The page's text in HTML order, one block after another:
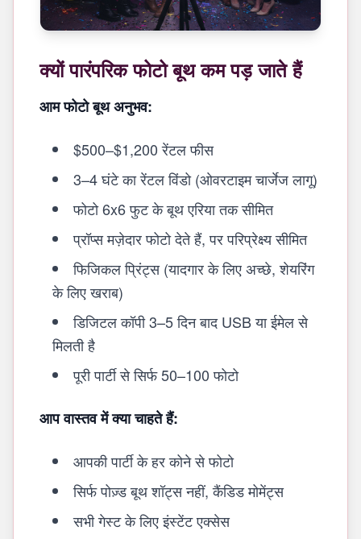
क्यों पारंपरिक फोटो बूथ कम पड़ जाते हैं
आम फोटो बूथ अनुभव:
$500–$1,200 रेंटल फीस
3–4 घंटे का रेंटल विंडो (ओवरटाइम चार्जेज लागू)
फोटो 6x6 फुट के बूथ एरिया तक सीमित
प्रॉप्स मज़ेदार फोटो देते हैं, पर परिप्रेक्ष्य सीमित
फिजिकल प्रिंट्स (यादगार के लिए अच्छे, शेयरिंग
के लिए खराब)
डिजिटल कॉपी 3–5 दिन बाद USB या ईमेल से
मिलती है
पूरी पार्टी से सिर्फ 50–100 फोटो
आप वास्तव में क्या चाहते हैं:
आपकी पार्टी के हर कोने से फोटो
सिर्फ पोज़्ड बूथ शॉट्स नहीं, कैंडिड मोमेंट्स
सभी गेस्ट के लिए इंस्टेंट एक्सेस